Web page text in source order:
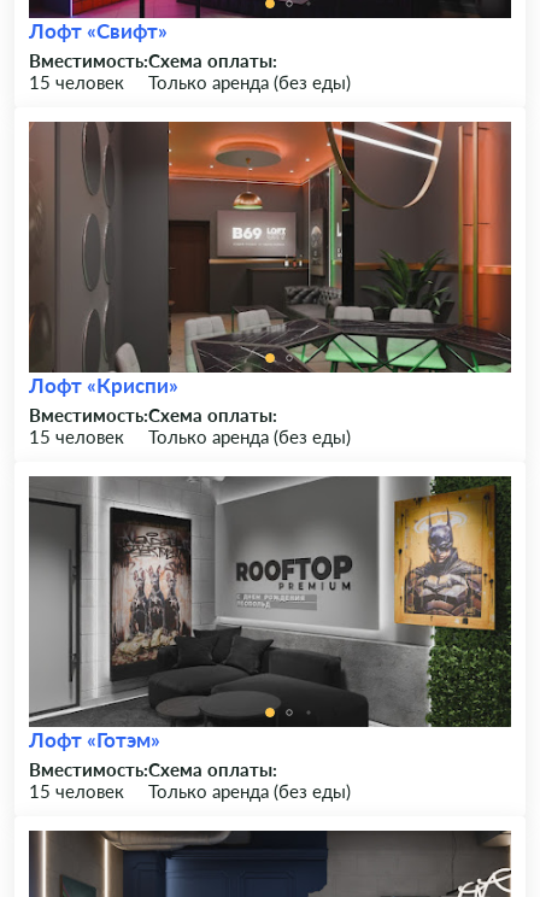
Лофт «Свифт»
Вместимость:
15 человек
Схема оплаты:
Только аренда (без еды)
Лофт «Криспи»
Вместимость:
15 человек
Схема оплаты:
Только аренда (без еды)
Лофт «Готэм»
Вместимость:
15 человек
Схема оплаты:
Только аренда (без еды)